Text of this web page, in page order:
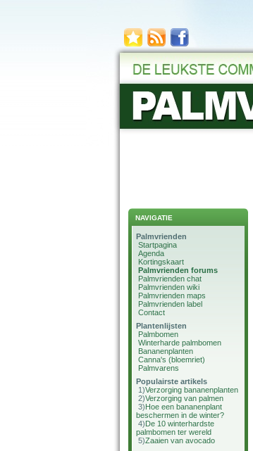
NAVIGATIE
Palmvrienden
Startpagina
Agenda
Kortingskaart
Palmvrienden forums
Palmvrienden chat
Palmvrienden wiki
Palmvrienden maps
Palmvrienden label
Contact
Plantenlijsten
Palmbomen
Winterharde palmbomen
Bananenplanten
Canna's (bloemriet)
Palmvarens
Populairste artikels
1)Verzorging bananenplanten
2)Verzorging van palmen
3)Hoe een bananenplant
beschermen in de winter?
4)De 10 winterhardste
palmbomen ter wereld
5)Zaaien van avocado